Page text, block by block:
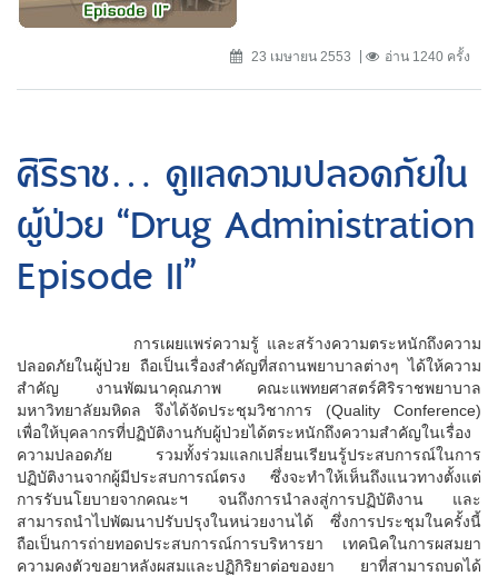
23 เมษายน 2553 อ่าน 1240 ครั้ง
ศิริราช... ดูแลความปลอดภัยใน
ผู้ป่วย “Drug Administration
Episode II”
การเผยแพร่ความรู้ และสร้างความตระหนักถึงความ
ปลอดภัยในผู้ป่วย ถือเป็นเรื่องสำคัญที่สถานพยาบาลต่างๆ ได้ให้ความ
สำคัญ งานพัฒนาคุณภาพ คณะแพทยศาสตร์ศิริราชพยาบาล
มหาวิทยาลัยมหิดล จึงได้จัดประชุมวิชาการ (Quality Conference)
เพื่อให้บุคลากรที่ปฏิบัติงานกับผู้ป่วยได้ตระหนักถึงความสำคัญในเรื่อง
ความปลอดภัย รวมทั้งร่วมแลกเปลี่ยนเรียนรู้ประสบการณ์ในการ
ปฏิบัติงานจากผู้มีประสบการณ์ตรง ซึ่งจะทำให้เห็นถึงแนวทางตั้งแต่
การรับนโยบายจากคณะฯ จนถึงการนำลงสู่การปฏิบัติงาน และ
สามารถนำไปพัฒนาปรับปรุงในหน่วยงานได้ ซึ่งการประชุมในครั้งนี้
ถือเป็นการถ่ายทอดประสบการณ์การบริหารยา เทคนิคในการผสมยา
ความคงตัวขอยาหลังผสมและปฏิกิริยาต่อของยา ยาที่สามารถบดได้